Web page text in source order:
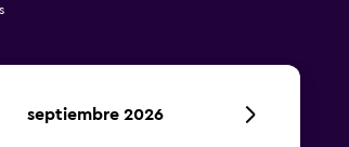
septiembre 2026